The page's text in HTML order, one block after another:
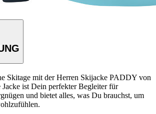
Skitage mit der Herren Skijacke PADDY von
ist Dein perfekter Begleiter für
und bietet alles, was Du brauchst, um